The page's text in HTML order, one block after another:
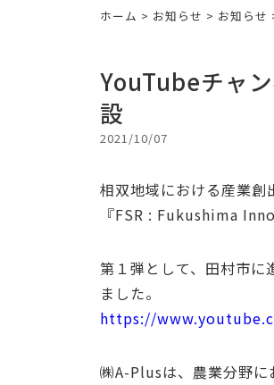
ホーム > お知らせ > お知らせ
YouTubeチャ
設
2021/10/07
相双地域における産業
『FSR : Fukushima
第１弾として、田村市
ました。
https://
㈱A-Plusは、農業分野に